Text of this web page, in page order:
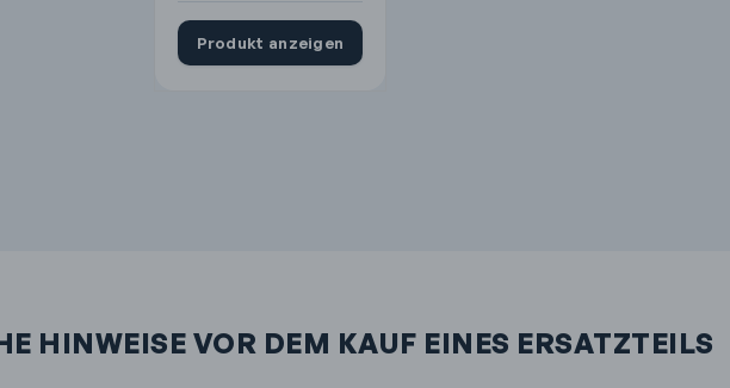
Produkt anzeigen
HINWEISE VOR DEM KAUF EINES ERSATZTEILS